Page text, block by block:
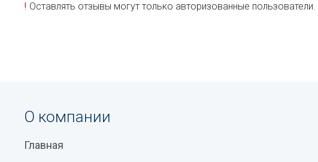
! Оставлять отзывы могут только авторизованные пользователи.
О компании
Главная